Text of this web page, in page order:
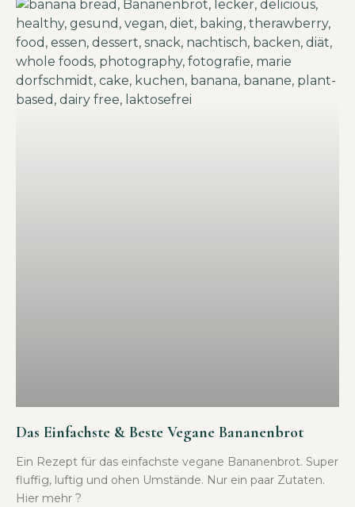
Das Einfachste & Beste Vegane Bananenbrot
Ein Rezept für das einfachste vegane Bananenbrot. Super
fluffig, luftig und ohen Umstände. Nur ein paar Zutaten.
Hier mehr ?